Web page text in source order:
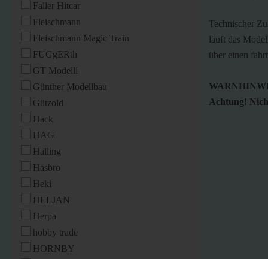
Technischer
läuft das
über einen
Achtung!
Faller Hitcar
Fleischmann
Fleischmann Magic Train
FUGgERth
GT Modelli
Günther Modellbau
Gützold
Hack
HAG
Halling
Hasbro
Heki
HELJAN
Herpa
hobby trade
HORNBY